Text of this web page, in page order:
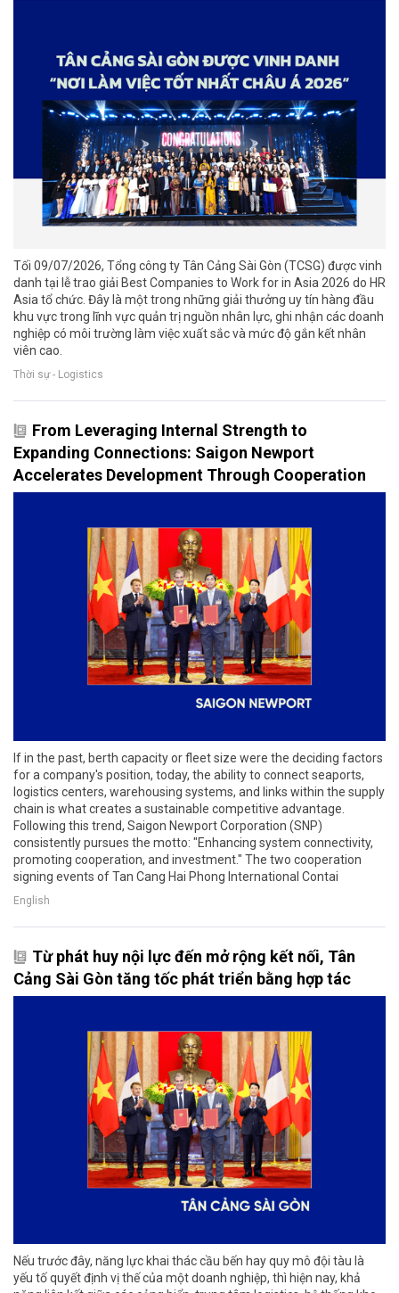
Tối 09/07/2026, Tổng công ty Tân Cảng Sài Gòn (TCSG) được vinh
danh tại lễ trao giải Best Companies to Work for in Asia 2026 do HR
Asia tổ chức. Đây là một trong những giải thưởng uy tín hàng đầu
khu vực trong lĩnh vực quản trị nguồn nhân lực, ghi nhận các doanh
nghiệp có môi trường làm việc xuất sắc và mức độ gắn kết nhân
viên cao.
Thời sự - Logistics
From Leveraging Internal Strength to
Expanding Connections: Saigon Newport
Accelerates Development Through Cooperation
If in the past, berth capacity or fleet size were the deciding factors
for a company's position, today, the ability to connect seaports,
logistics centers, warehousing systems, and links within the supply
chain is what creates a sustainable competitive advantage.
Following this trend, Saigon Newport Corporation (SNP)
consistently pursues the motto: "Enhancing system connectivity,
promoting cooperation, and investment." The two cooperation
signing events of Tan Cang Hai Phong International Contai
English
Từ phát huy nội lực đến mở rộng kết nối, Tân
Cảng Sài Gòn tăng tốc phát triển bằng hợp tác
Nếu trước đây, năng lực khai thác cầu bến hay quy mô đội tàu là
yếu tố quyết định vị thế của một doanh nghiệp, thì hiện nay, khả